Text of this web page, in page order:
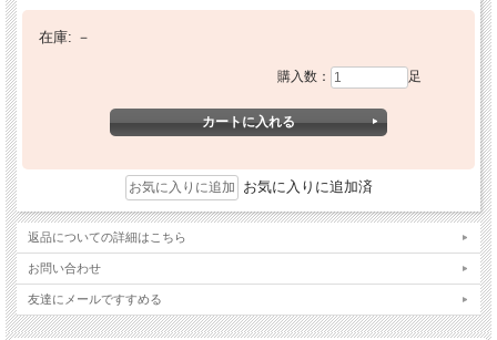
在庫: －
購入数： 足
お気に入りに追加済
返品についての詳細はこちら
お問い合わせ
友達にメールですすめる